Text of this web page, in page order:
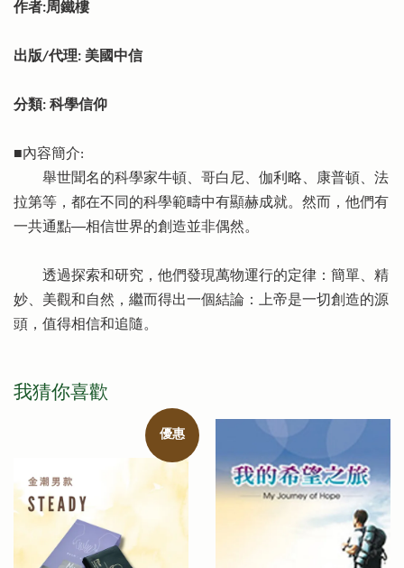
作者:周鐵樓
出版/代理: 美國中信
分類: 科學信仰
■內容簡介:
舉世聞名的科學家牛頓、哥白尼、伽利略、康普頓、法
拉第等，都在不同的科學範疇中有顯赫成就。然而，他們有
一共通點──相信世界的創造並非偶然。
透過探索和研究，他們發現萬物運行的定律：簡單、精
妙、美觀和自然，繼而得出一個結論：上帝是一切創造的源
頭，值得相信和追隨。
我猜你喜歡
優惠